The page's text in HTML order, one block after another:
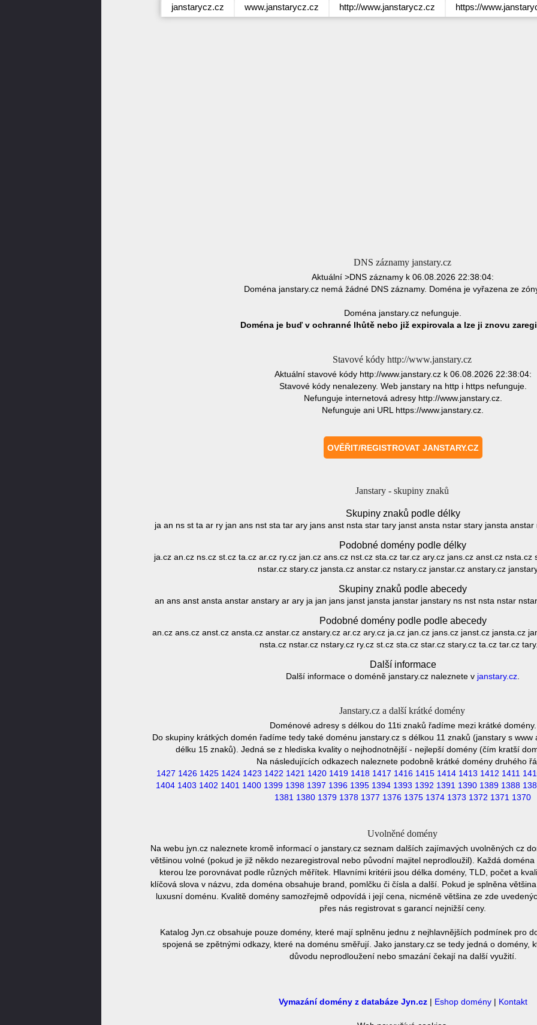
janstarycz.cz www.janstarycz.cz http://www.janstarycz.cz https://
DNS záznamy janstary.cz
Aktuální >DNS záznamy k 06.08.2026 22:38:04:
Doména janstary.cz nemá žádné DNS záznamy. Doména je vyřazena ze
Doména janstary.cz nefunguje.
Doména je buď v ochranné lhůtě nebo již expirovala a lze ji znovu
Stavové kódy http://www.janstary.cz
Aktuální stavové kódy http://www.janstary.cz k 06.08.2026 22:38:04:
Stavové kódy nenalezeny. Web janstary na http i https nefunguje.
Nefunguje internetová adresy http://www.janstary.cz.
Nefunguje ani URL https://www.janstary.cz.
Janstary - skupiny znaků
Skupiny znaků podle délky
ja an ns st ta ar ry jan ans nst sta tar ary jans anst nsta star tary janst ansta nstar stary jansta
Podobné domény podle délky
ja.cz an.cz ns.cz st.cz ta.cz ar.cz ry.cz jan.cz ans.cz nst.cz sta.cz tar.cz ary.cz jans.cz anst.cz nsta.cz
nstar.cz stary.cz jansta.cz anstar.cz nstary.cz janstar.cz anstary.cz
Skupiny znaků podle abecedy
an ans anst ansta anstar anstary ar ary ja jan jans janst jansta janstar janstary ns nst nsta nstar
Podobné domény podle podle abecedy
an.cz ans.cz anst.cz ansta.cz anstar.cz anstary.cz ar.cz ary.cz ja.cz jan.cz jans.cz janst.cz jansta.cz
nsta.cz nstar.cz nstary.cz ry.cz st.cz sta.cz star.cz stary.cz ta.cz tar.cz
Další informace
Další informace o doméně janstary.cz naleznete v janstary.cz
Janstary.cz a další krátké domény
Doménové adresy s délkou do 11ti znaků řadíme mezi krátké domény.
Do skupiny krátkých domén řadíme tedy také doménu janstary.cz s délkou 11 znaků (janstary s www
délku 15 znaků). Jedná se z hlediska kvality o nejhodnotnější - nejlepší domény (čím kratší
Na následujících odkazech naleznete podobně krátké domény druhého
1427 1426 1425 1424 1423 1422 1421 1420 1419 1418 1417 1416 1415 1414 1413 1412 1411
1404 1403 1402 1401 1400 1399 1398 1397 1396 1395 1394 1393 1392 1391 1390 1389 1388
1381 1380 1379 1378 1377 1376 1375 1374 1373 1372 1371 1370
Uvolněné domény
Na webu jyn.cz naleznete kromě informací o janstary.cz seznam dalších zajímavých uvolněných cz
většinou volné (pokud je již někdo nezaregistroval nebo původní majitel neprodloužil). Každá doména
kterou lze porovnávat podle různých měřítek. Hlavními kritérii jsou délka domény, TLD, počet a
klíčová slova v názvu, zda doména obsahuje brand, pomlčku či čísla a další. Pokud je splněna
luxusní doménu. Kvalitě domény samozřejmě odpovídá i její cena, nicméně většina ze zde
přes nás registrovat s garancí nejnižší ceny.
Katalog Jyn.cz obsahuje pouze domény, které mají splněnu jednu z nejhlavnějších podmínek pro
spojená se zpětnými odkazy, které na doménu směřují. Jako janstary.cz se tedy jedná o domény,
důvodu neprodloužení nebo smazání čekají na další využití.
Vymazání domény z databáze Jyn.cz| Eshop domény| Kontakt